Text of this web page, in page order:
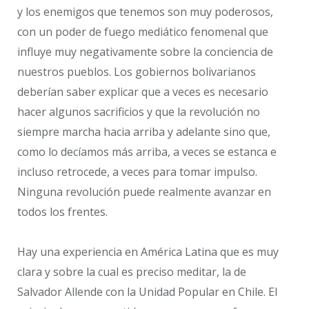
y los enemigos que tenemos son muy poderosos,
con un poder de fuego mediático fenomenal que
influye muy negativamente sobre la conciencia de
nuestros pueblos. Los gobiernos bolivarianos
deberían saber explicar que a veces es necesario
hacer algunos sacrificios y que la revolución no
siempre marcha hacia arriba y adelante sino que,
como lo decíamos más arriba, a veces se estanca e
incluso retrocede, a veces para tomar impulso.
Ninguna revolución puede realmente avanzar en
todos los frentes.
Hay una experiencia en América Latina que es muy
clara y sobre la cual es preciso meditar, la de
Salvador Allende con la Unidad Popular en Chile. El